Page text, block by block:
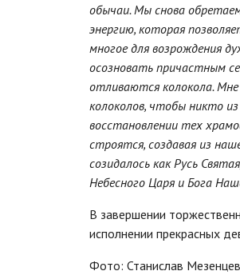
обычаи. Мы снова
энергию, которая
многое для возрождения
осозновать причастным
отливаются колокола. Мне
колоколов, чтобы никто
восстановлении тех
строятся, создавая из
созидалось как Русь
Небесного Царя и Бога
В завершении
исполнении прекрасных
Фото: Станислав Мезенцев